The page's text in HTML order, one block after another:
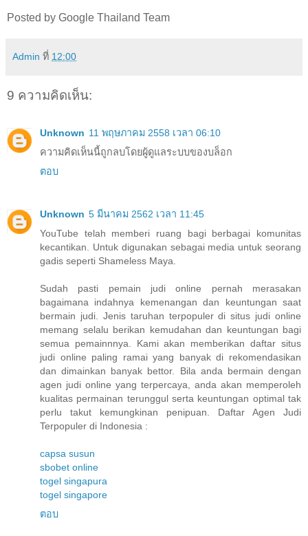
Posted by Google Thailand Team
Admin ที่ 12:00
9 ความคิดเห็น:
Unknown 11 พฤษภาคม 2558 เวลา 06:10
ความคิดเห็นนี้ถูกลบโดยผู้ดูแลระบบของบล็อก
ตอบ
Unknown 5 มีนาคม 2562 เวลา 11:45
YouTube telah memberi ruang bagi berbagai komunitas
kecantikan. Untuk digunakan sebagai media untuk seorang
gadis seperti Shameless Maya.
Sudah pasti pemain judi online pernah merasakan
bagaimana indahnya kemenangan dan keuntungan saat
bermain judi. Jenis taruhan terpopuler di situs judi online
memang selalu berikan kemudahan dan keuntungan bagi
semua pemainnnya. Kami akan memberikan daftar situs
judi online paling ramai yang banyak di rekomendasikan
dan dimainkan banyak bettor. Bila anda bermain dengan
agen judi online yang terpercaya, anda akan memperoleh
kualitas permainan terunggul serta keuntungan optimal tak
perlu takut kemungkinan penipuan. Daftar Agen Judi
Terpopuler di Indonesia :
capsa susun
sbobet online
togel singapura
togel singapore
ตอบ